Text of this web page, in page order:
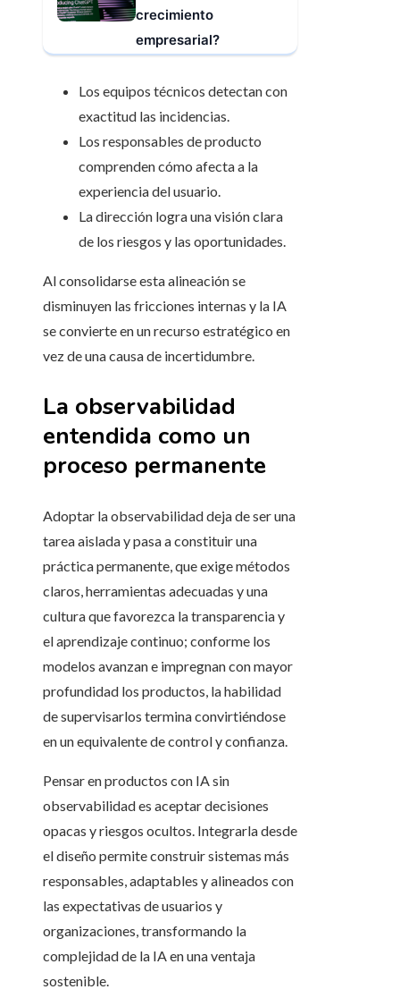
crecimiento
empresarial?
Los equipos técnicos detectan con
exactitud las incidencias.
Los responsables de producto
comprenden cómo afecta a la
experiencia del usuario.
La dirección logra una visión clara
de los riesgos y las oportunidades.
Al consolidarse esta alineación se
disminuyen las fricciones internas y la IA
se convierte en un recurso estratégico en
vez de una causa de incertidumbre.
La observabilidad
entendida como un
proceso permanente
Adoptar la observabilidad deja de ser una
tarea aislada y pasa a constituir una
práctica permanente, que exige métodos
claros, herramientas adecuadas y una
cultura que favorezca la transparencia y
el aprendizaje continuo; conforme los
modelos avanzan e impregnan con mayor
profundidad los productos, la habilidad
de supervisarlos termina convirtiéndose
en un equivalente de control y confianza.
Pensar en productos con IA sin
observabilidad es aceptar decisiones
opacas y riesgos ocultos. Integrarla desde
el diseño permite construir sistemas más
responsables, adaptables y alineados con
las expectativas de usuarios y
organizaciones, transformando la
complejidad de la IA en una ventaja
sostenible.